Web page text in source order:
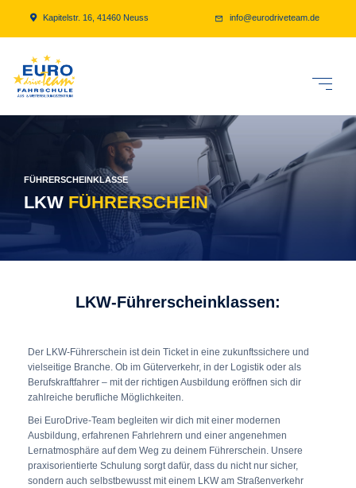
Kapitelstr. 16, 41460 Neuss info@eurodriveteam.de
FÜHRERSCHEINKLASSE
LKW FÜHRERSCHEIN
LKW-Führerscheinklassen:
Der LKW-Führerschein ist dein Ticket in eine zukunftssichere und
vielseitige Branche. Ob im Güterverkehr, in der Logistik oder als
Berufskraftfahrer – mit der richtigen Ausbildung eröffnen sich dir
zahlreiche berufliche Möglichkeiten.
Bei EuroDrive-Team begleiten wir dich mit einer modernen
Ausbildung, erfahrenen Fahrlehrern und einer angenehmen
Lernatmosphäre auf dem Weg zu deinem Führerschein. Unsere
praxisorientierte Schulung sorgt dafür, dass du nicht nur sicher,
sondern auch selbstbewusst mit einem LKW am Straßenverkehr